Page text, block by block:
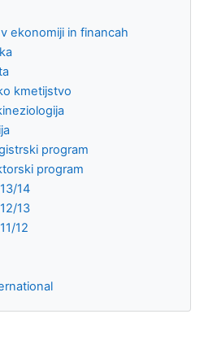
ekonomiji in financah
kmetijstvo
program
program
14
13
12